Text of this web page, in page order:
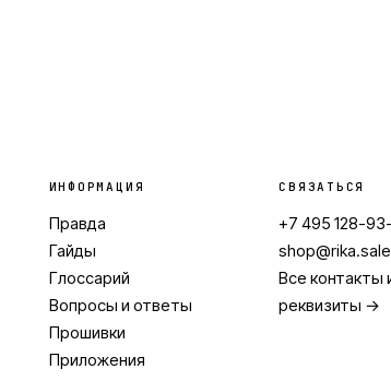
ИНФОРМАЦИЯ
Правда
Гайды
Глоссарий
Вопросы и ответы
Прошивки
Приложения
СВЯЗАТЬСЯ
+7 495 128-
shop@rika.sale
Все контакты
реквизиты →